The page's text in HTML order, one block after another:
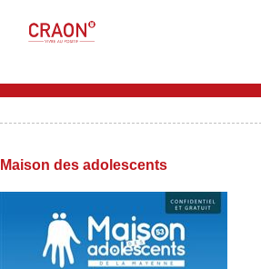
Maison des adolescents